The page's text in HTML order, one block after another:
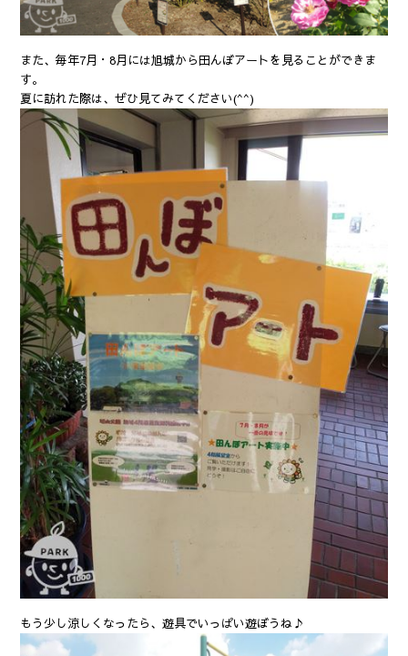
また、毎年7月・8月には旭城から田んぼアートを見ることができま
す。
夏に訪れた際は、ぜひ見てみてください(^^)
もう少し涼しくなったら、遊具でいっぱい遊ぼうね♪